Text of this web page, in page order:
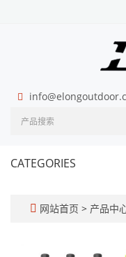
CATEGORIES
网站首页 > 产品中